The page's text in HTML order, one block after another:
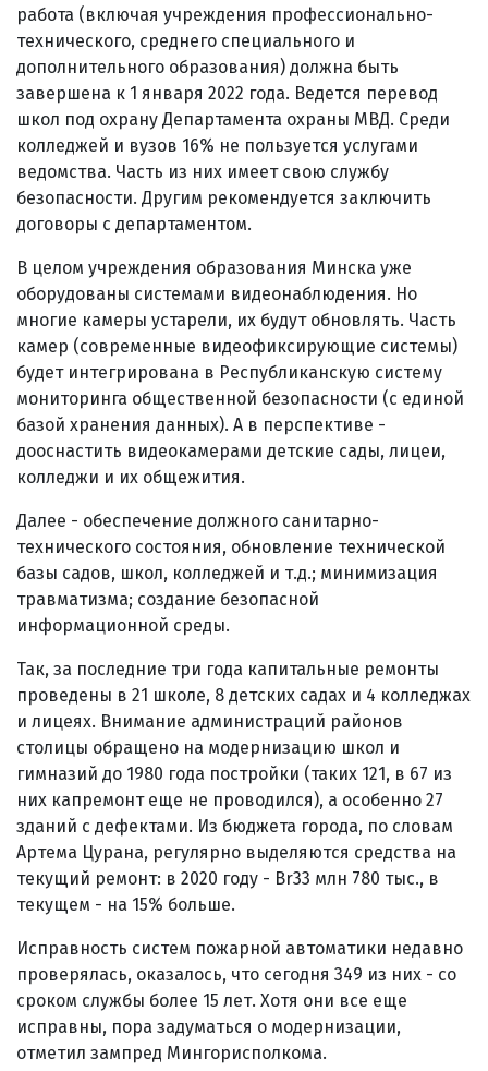
работа (включая учреждения профессионально-
технического, среднего специального и
дополнительного образования) должна быть
завершена к 1 января 2022 года. Ведется перевод
школ под охрану Департамента охраны МВД. Среди
колледжей и вузов 16% не пользуется услугами
ведомства. Часть из них имеет свою службу
безопасности. Другим рекомендуется заключить
договоры с департаментом.
В целом учреждения образования Минска уже
оборудованы системами видеонаблюдения. Но
многие камеры устарели, их будут обновлять. Часть
камер (современные видеофиксирующие системы)
будет интегрирована в Республиканскую систему
мониторинга общественной безопасности (с единой
базой хранения данных). А в перспективе -
дооснастить видеокамерами детские сады, лицеи,
колледжи и их общежития.
Далее - обеспечение должного санитарно-
технического состояния, обновление технической
базы садов, школ, колледжей и т.д.; минимизация
травматизма; создание безопасной
информационной среды.
Так, за последние три года капитальные ремонты
проведены в 21 школе, 8 детских садах и 4 колледжах
и лицеях. Внимание администраций районов
столицы обращено на модернизацию школ и
гимназий до 1980 года постройки (таких 121, в 67 из
них капремонт еще не проводился), а особенно 27
зданий с дефектами. Из бюджета города, по словам
Артема Цурана, регулярно выделяются средства на
текущий ремонт: в 2020 году - Br33 млн 780 тыс., в
текущем - на 15% больше.
Исправность систем пожарной автоматики недавно
проверялась, оказалось, что сегодня 349 из них - со
сроком службы более 15 лет. Хотя они все еще
исправны, пора задуматься о модернизации,
отметил зампред Мингорисполкома.